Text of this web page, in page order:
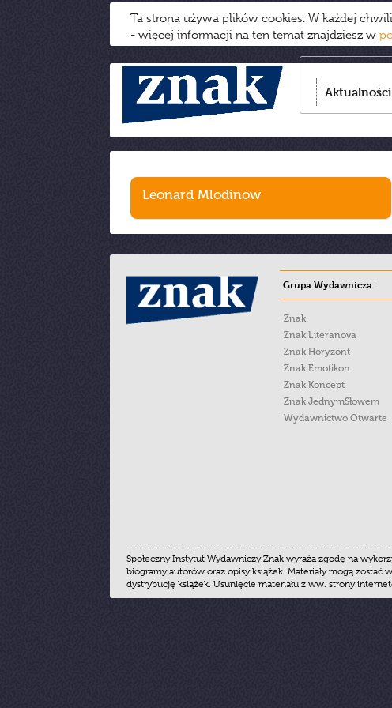
Ta strona używa plików cookies. W każdej
- więcej informacji na ten temat znajdziesz w
Aktualności
Leonard Mlodinow
Grupa Wydawnicza:
Znak
Znak Literanova
Znak Horyzont
Znak Emotikon
Znak Koncept
Znak JednymSłowem
Wydawnictwo Otwarte
Społeczny Instytut Wydawniczy Znak wyraża zgodę na
biogramy autorów oraz opisy książek. Materiały mogą
dystrybucję książek. Usunięcie materiału z ww. strony